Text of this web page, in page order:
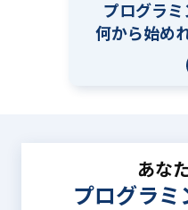
プログラ
何から始め
あな
プログラミ